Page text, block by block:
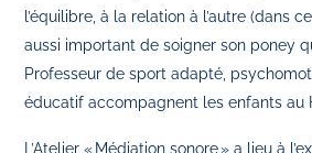
l’équilibre, à la relation à l’autre (dans
aussi important de soigner son poney
Professeur de sport adapté,
éducatif accompagnent les enfants au
L’Atelier « Médiation sonore » a lieu à